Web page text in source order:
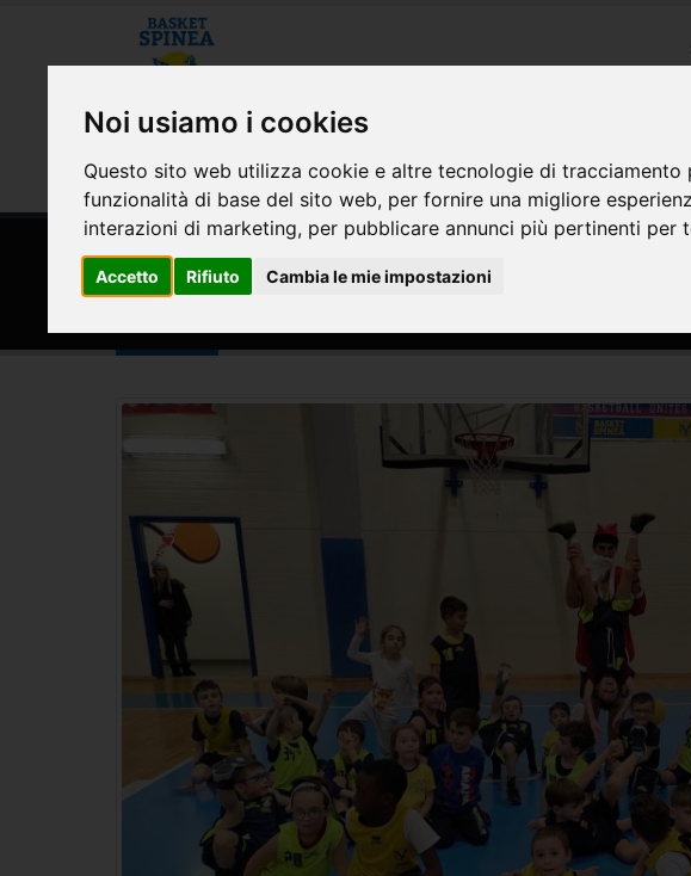
Noi usiamo i cookies
Questo sito web utilizza cookie e altre tecnologie di
funzionalità di base del sito web, per fornire una migliore
interazioni di marketing, per pubblicare annunci più pertinenti per
Accetto Rifiuto Cambia le mie impostazioni
CHI SIAMO MODULISTICA E CONVENZIONI
AREA RISERVATA
HOME SQUADRE
Pulcini